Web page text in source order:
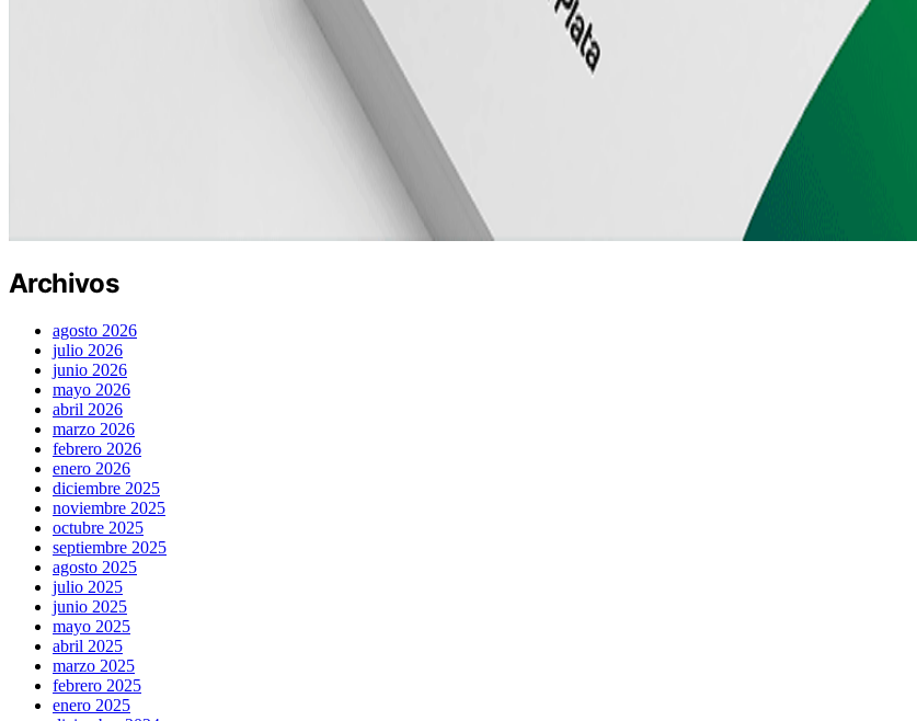
Archivos
agosto 2026
julio 2026
junio 2026
mayo 2026
abril 2026
marzo 2026
febrero 2026
enero 2026
diciembre 2025
noviembre 2025
octubre 2025
septiembre 2025
agosto 2025
julio 2025
junio 2025
mayo 2025
abril 2025
marzo 2025
febrero 2025
enero 2025